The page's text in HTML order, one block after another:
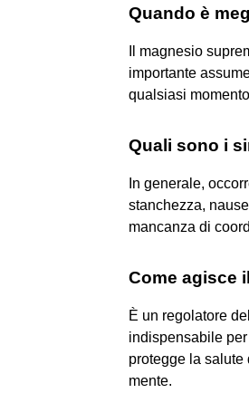
Quando è
Il magnesio
importante
qualsiasi
Quali sono i
In generale,
stanchezza,
mancanza di
Come agisce
È un regolatore
indispensabile
protegge la
mente.